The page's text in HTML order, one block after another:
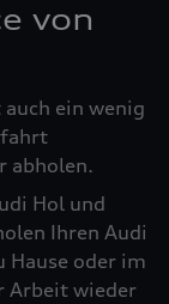
von
ein wenig
abholen.
Hol und
Ihren Audi
Hause oder im
Arbeit wieder